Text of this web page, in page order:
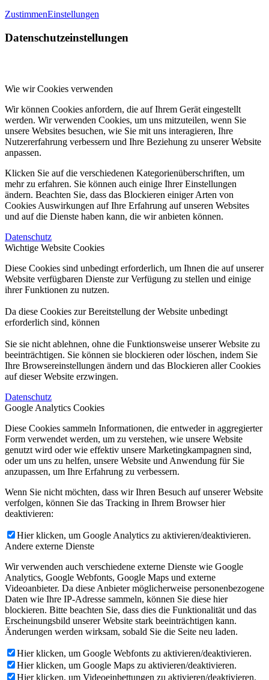
ZustimmenEinstellungen
Datenschutzeinstellungen
Wie wir Cookies verwenden
Wir können Cookies anfordern, die auf Ihrem Gerät eingestellt
werden. Wir verwenden Cookies, um uns mitzuteilen, wenn Sie
unsere Websites besuchen, wie Sie mit uns interagieren, Ihre
Nutzererfahrung verbessern und Ihre Beziehung zu unserer Website
anpassen.
Klicken Sie auf die verschiedenen Kategorienüberschriften, um
mehr zu erfahren. Sie können auch einige Ihrer Einstellungen
ändern. Beachten Sie, dass das Blockieren einiger Arten von
Cookies Auswirkungen auf Ihre Erfahrung auf unseren Websites
und auf die Dienste haben kann, die wir anbieten können.
Datenschutz
Wichtige Website Cookies
Diese Cookies sind unbedingt erforderlich, um Ihnen die auf unserer
Website verfügbaren Dienste zur Verfügung zu stellen und einige
ihrer Funktionen zu nutzen.
Da diese Cookies zur Bereitstellung der Website unbedingt
erforderlich sind, können
Sie sie nicht ablehnen, ohne die Funktionsweise unserer Website zu
beeinträchtigen. Sie können sie blockieren oder löschen, indem Sie
Ihre Browsereinstellungen ändern und das Blockieren aller Cookies
auf dieser Website erzwingen.
Datenschutz
Google Analytics Cookies
Diese Cookies sammeln Informationen, die entweder in aggregierter
Form verwendet werden, um zu verstehen, wie unsere Website
genutzt wird oder wie effektiv unsere Marketingkampagnen sind,
oder um uns zu helfen, unsere Website und Anwendung für Sie
anzupassen, um Ihre Erfahrung zu verbessern.
Wenn Sie nicht möchten, dass wir Ihren Besuch auf unserer Website
verfolgen, können Sie das Tracking in Ihrem Browser hier
deaktivieren:
Hier klicken, um Google Analytics zu aktivieren/deaktivieren.
Andere externe Dienste
Wir verwenden auch verschiedene externe Dienste wie Google
Analytics, Google Webfonts, Google Maps und externe
Videoanbieter. Da diese Anbieter möglicherweise personenbezogene
Daten wie Ihre IP-Adresse sammeln, können Sie diese hier
blockieren. Bitte beachten Sie, dass dies die Funktionalität und das
Erscheinungsbild unserer Website stark beeinträchtigen kann.
Änderungen werden wirksam, sobald Sie die Seite neu laden.
Hier klicken, um Google Webfonts zu aktivieren/deaktivieren.
Hier klicken, um Google Maps zu aktivieren/deaktivieren.
Hier klicken, um Videoeinbettungen zu aktivieren/deaktivieren.